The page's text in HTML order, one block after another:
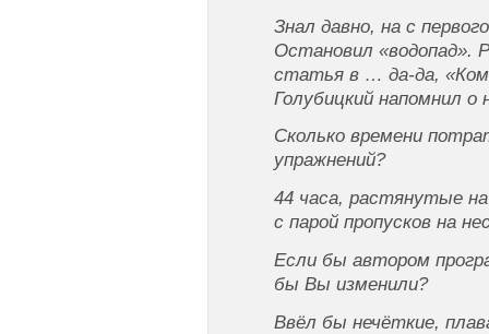
Знал давно, на с
Остановил «водопад».
статья в … да-да,
Голубицкий напомнил о
Сколько времени
упражнений?
44 часа, растянутые
с парой пропусков на
Если бы автором
бы Вы изменили?
Ввёл бы нечёткие,